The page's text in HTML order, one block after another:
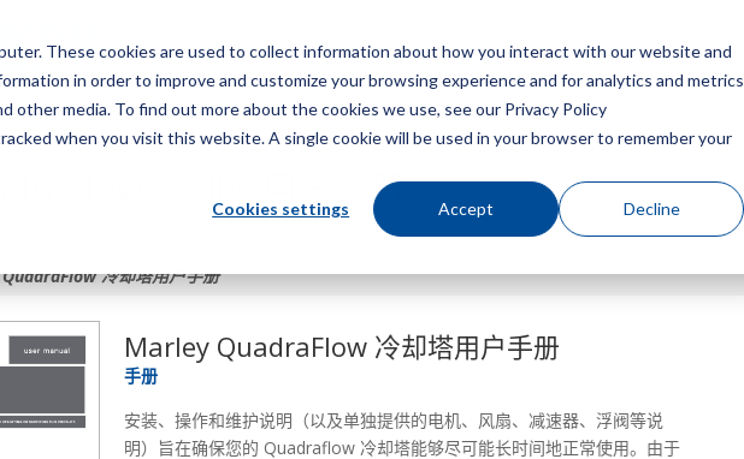
These cookies are used to collect information about how you interact with our website and
in order to improve and customize your browsing experience and for analytics and metrics
other media. To find out more about the cookies we use, see our Privacy Policy
when you visit this website. A single cookie will be used in your browser to remember your
Cookies settings Accept Decline
菜单
冷却塔用户手册
冷却塔用户手册
Marley QuadraFlow 冷却塔用户手册
手册
安装、操作和维护说明（以及单独提供的电机、风扇、减速器、浮阀等说
明）旨在确保您的 Quadraflow 冷却塔能够尽可能长时间地正常使用。由于